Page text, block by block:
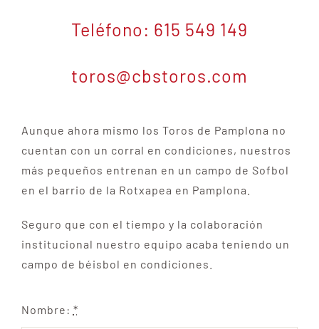
Teléfono: 615 549 149
toros@cbstoros.com
Aunque ahora mismo los Toros de Pamplona no
cuentan con un corral en condiciones, nuestros
más pequeños entrenan en un campo de Sofbol
en el barrio de la Rotxapea en Pamplona.
Seguro que con el tiempo y la colaboración
institucional nuestro equipo acaba teniendo un
campo de béisbol en condiciones.
Nombre: *